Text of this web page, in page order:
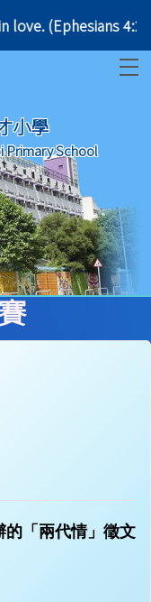
(Ephesians 4:2)
小學
Primary School
的「兩代情」徵文